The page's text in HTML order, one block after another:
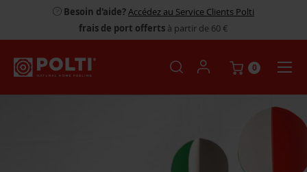
Besoin d'aide?Accédez au Service Clients Polti
frais de port offerts à partir de 60 €
0